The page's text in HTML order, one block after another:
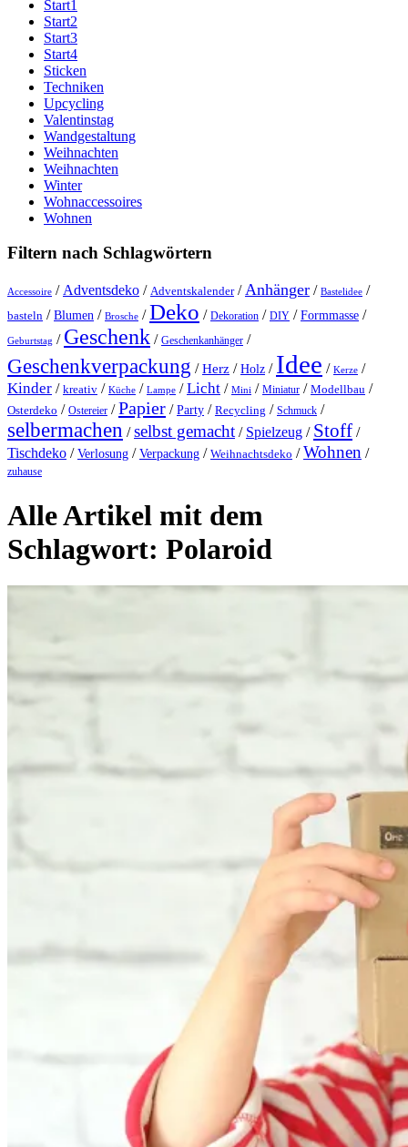
Start1
Start2
Start3
Start4
Sticken
Techniken
Upcycling
Valentinstag
Wandgestaltung
Weihnachten
Weihnachten
Winter
Wohnaccessoires
Wohnen
Filtern nach Schlagwörtern
Accessoire / Adventsdeko / Adventskalender/Anhänger / Bastelidee /
basteln /Blumen / Brosche /Deko / Dekoration / DIY /Formmasse /
Geburtstag / Geschenk / Geschenkanhänger /
Geschenkverpackung /Herz /Holz / Idee / Kerze /
Kinder / kreativ / Küche / Lampe /Licht / Mini / Miniatur / Modellbau /
Osterdeko / Ostereier /Papier /Party / Recycling / Schmuck /
selbermachen /selbst gemacht / Spielzeug / Stoff /
Tischdeko /Verlosung /Verpackung / Weihnachtsdeko /Wohnen /
zuhause
Alle Artikel mit dem
Schlagwort: Polaroid